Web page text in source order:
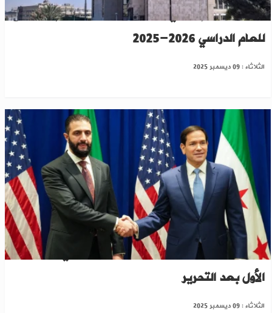
وزارة التعليم العالي تعلن مفاضلة التعليم المفتوح
للعام الدراسي 2026-2025
الثلاثاء : 09 ديسمبر 2025
الولايات المتحدة تشيد بخطوات سوريا في عامها
الأول بعد التحرير
الثلاثاء : 09 ديسمبر 2025